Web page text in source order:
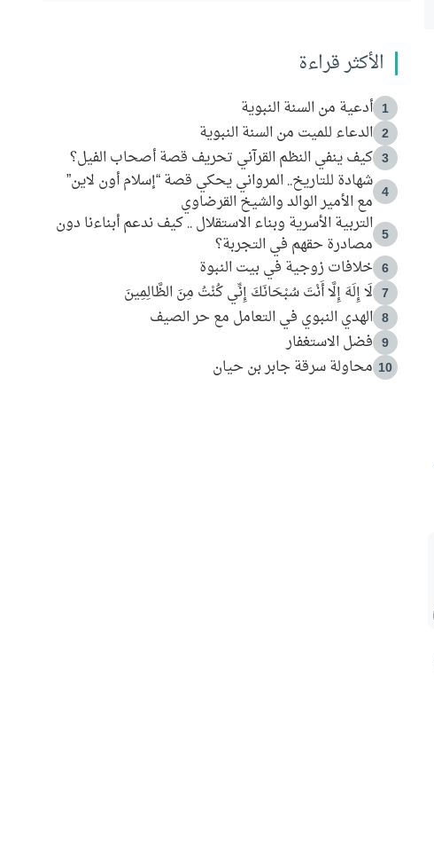
الأكثر قراءة
1 أدعية من السنة النبوية
2 الدعاء للميت من السنة النبوية
3 كيف ينفي النظم القرآني تحريف قصة أصحاب الفيل؟
4
شهادة للتاريخ.. المرواني يحكي قصة “إسلام أون لاين”
مع الأمير الوالد والشيخ القرضاوي
5
التربية الأسرية وبناء الاستقلال .. كيف ندعم أبناءنا دون
مصادرة حقهم في التجربة؟
6 خلافات زوجية في بيت النبوة
7 لَا إِلَهَ إِلَّا أَنْتَ سُبْحَانَكَ إِنِّي كُنْتُ مِنَ الظَّالِمِينَ
8 الهدي النبوي في التعامل مع حر الصيف
9 فضل الاستغفار
10 محاولة سرقة جابر بن حيان